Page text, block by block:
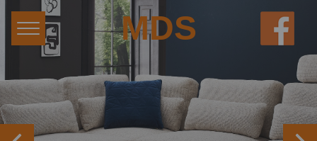
Hauptnavigation
Zum Inhalt
Zurück
MDS